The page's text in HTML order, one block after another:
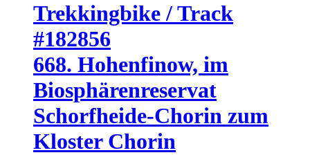
Trekkingbike / Track
#182856
668. Hohenfinow, im
Biosphärenreservat
Schorfheide-Chorin zum
Kloster Chorin